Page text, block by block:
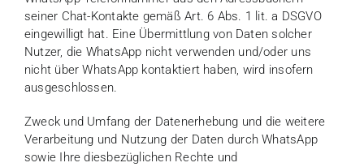
seiner Chat-Kontakte gemäß Art. 6 Abs. 1 lit. a DSGVO
eingewilligt hat. Eine Übermittlung von Daten solcher
Nutzer, die WhatsApp nicht verwenden und/oder uns
nicht über WhatsApp kontaktiert haben, wird insofern
ausgeschlossen.
Zweck und Umfang der Datenerhebung und die weitere
Verarbeitung und Nutzung der Daten durch WhatsApp
sowie Ihre diesbezüglichen Rechte und